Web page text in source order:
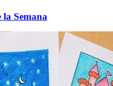
la Semana